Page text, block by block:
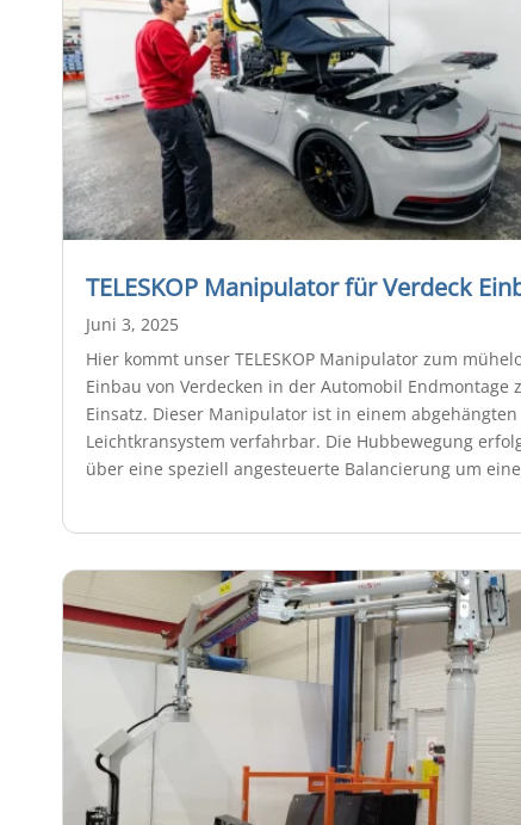
TELESKOP Manipulator für Verdeck
Juni 3, 2025
Hier kommt unser TELESKOP Manipulator zum
Einbau von Verdecken in der Automobil Endmontage
Einsatz. Dieser Manipulator ist in einem abgehängten
Leichtkransystem verfahrbar. Die Hubbewegung
über eine speziell angesteuerte Balancierung um